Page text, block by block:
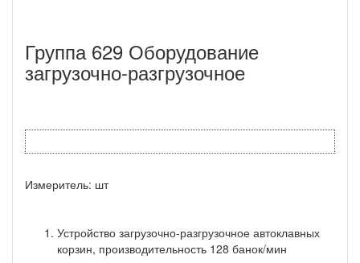
Группа 629 Оборудование
загрузочно-разгрузочное
Измеритель: шт
Устройство загрузочно-разгрузочное автоклавных
корзин, производительность 128 банок/мин